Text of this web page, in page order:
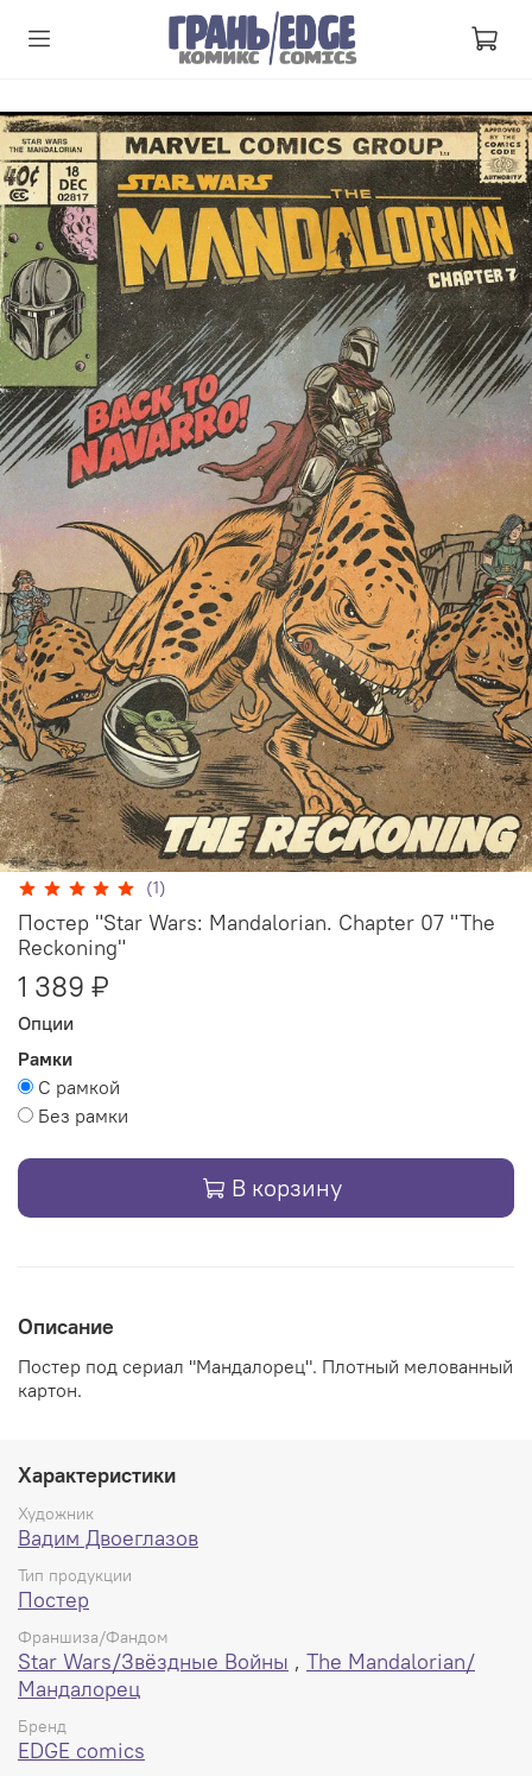
(1)
Постер "Star Wars: Mandalorian. Chapter 07 "The
Reckoning"
1 389 ₽
Опции
Рамки
С рамкой
Без рамки
В корзину
Описание
Постер под сериал "Мандалорец". Плотный мелованный
картон.
Характеристики
Художник
Вадим Двоеглазов
Тип продукции
Постер
Франшиза/Фандом
Star Wars/Звёздные Войны , The Mandalorian/
Мандалорец
Бренд
EDGE comics